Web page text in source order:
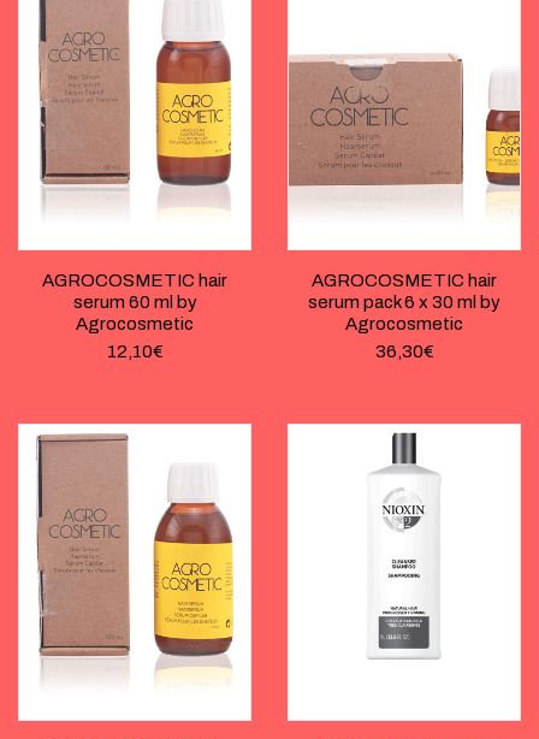
AGROCOSMETIC hair
serum 60 ml by
Agrocosmetic
12,10€
AGROCOSMETIC hair
serum pack 6 x 30 ml by
Agrocosmetic
36,30€